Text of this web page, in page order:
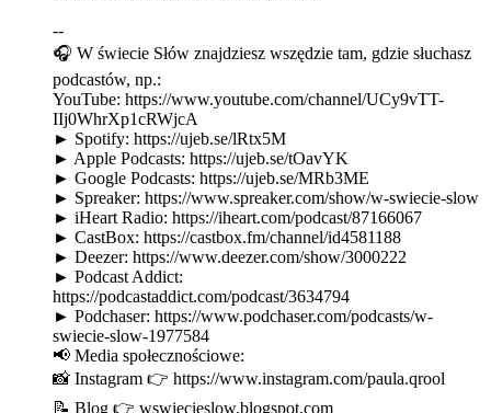
--
🎧 W świecie Słów znajdziesz wszędzie tam, gdzie słuchasz
podcastów, np.:
YouTube: https://www.youtube.com/channel/UCy9vTT-
IIj0WhrXp1cRWjcA
► Spotify: https://ujeb.se/lRtx5M
► Apple Podcasts: https://ujeb.se/tOavYK
► Google Podcasts: https://ujeb.se/MRb3ME
► Spreaker: https://www.spreaker.com/show/w-swiecie-slow
► iHeart Radio: https://iheart.com/podcast/87166067
► CastBox: https://castbox.fm/channel/id4581188
► Deezer: https://www.deezer.com/show/3000222
► Podcast Addict:
https://podcastaddict.com/podcast/3634794
► Podchaser: https://www.podchaser.com/podcasts/w-
swiecie-slow-1977584
📢 Media społecznościowe:
📸 Instagram 👉 https://www.instagram.com/paula.qrool
📝 Blog 👉 wswiecieslow.blogspot.com